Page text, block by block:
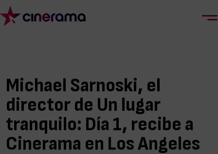
Michael Sarnoski, el
director de Un lugar
tranquilo: Día 1, recibe a
Cinerama en Los Angeles